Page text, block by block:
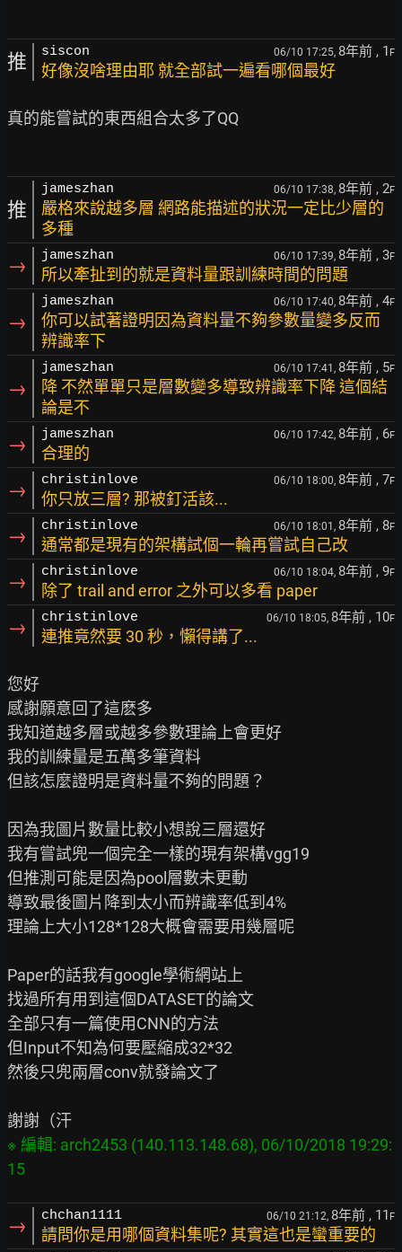
推 siscon 06/10 17:25, 8年前 , 1 F
好像沒啥理由耶 就全部試一遍看哪個最好
真的能嘗試的東西組合太多了QQ
推
jameszhan 06/10 17:38, 8年前 , 2F
嚴格來說越多層 網路能描述的狀況一定比少層的
多種
→ jameszhan 06/10 17:39, 8年前 , 3F
所以牽扯到的就是資料量跟訓練時間的問題
→
jameszhan 06/10 17:40, 8年前 , 4F
你可以試著證明因為資料量不夠參數量變多反而
辨識率下
→
jameszhan 06/10 17:41, 8年前 , 5F
降 不然單單只是層數變多導致辨識率下降 這個結
論是不
→ jameszhan 06/10 17:42, 8年前 , 6F
合理的
→ christinlove 06/10 18:00, 8年前 , 7F
你只放三層? 那被釘活該...
→ christinlove 06/10 18:01, 8年前 , 8F
通常都是現有的架構試個一輪再嘗試自己改
→ christinlove 06/10 18:04, 8年前 , 9F
除了 trail and error 之外可以多看 paper
→ christinlove 06/10 18:05, 8年前 , 10F
連推竟然要 30 秒，懶得講了...
您好
感謝願意回了這麽多
我知道越多層或越多參數理論上會更好
我的訓練量是五萬多筆資料
但該怎麼證明是資料量不夠的問題？
因為我圖片數量比較小想說三層還好
我有嘗試兜一個完全一樣的現有架構vgg19
但推測可能是因為pool層數未更動
導致最後圖片降到太小而辨識率低到4%
理論上大小128*128大概會需要用幾層呢
Paper的話我有google學術網站上
找過所有用到這個DATASET的論文
全部只有一篇使用CNN的方法
但Input不知為何要壓縮成32*32
然後只兜兩層conv就發論文了
※ 編輯: arch2453 (140.113.148.68), 06/10/2018 19:29:
→ chchan1111 06/10 21:12, 8年前 , 11 F
請問你是用哪個資料集呢? 其實這也是蠻重要的